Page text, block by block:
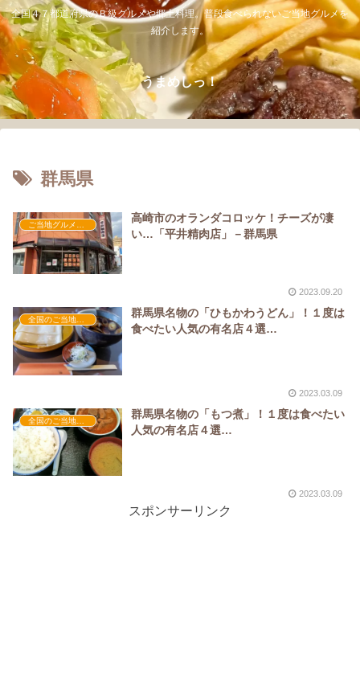
全国４７都道府県のＢ級グルメや郷土料理。普段食べられないご当地グルメを
紹介します。
うまめしっ！
群馬県
ご当地グルメの人気店
高崎市のオランダコロッケ！チーズが凄
い…「平井精肉店」－群馬県
2023.09.20
群馬県名物の「ひもかわうどん」！１度は
食べたい人気の有名店４選…
2023.03.09
群馬県名物の「もつ煮」！１度は食べたい
人気の有名店４選…
2023.03.09
スポンサーリンク